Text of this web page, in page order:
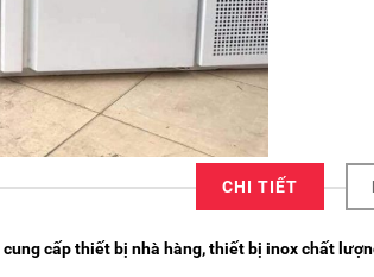
CHI TIẾT
cấp thiết bị nhà hàng, thiết bị inox chất